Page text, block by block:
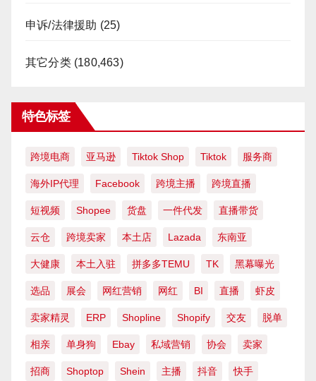
申诉/法律援助 (25)
其它分类(180,463)
特色标签
跨境电商 亚马逊 Tiktok Shop Tiktok 服务商
海外IP代理 Facebook 跨境主播 跨境直播
短视频 Shopee 货盘 一件代发 直播带货
云仓 跨境卖家 本土店 Lazada 东南亚
大健康 本土入驻 拼多多TEMU TK 黑幕曝光
选品 展会 网红营销 网红 BI 直播 虾皮
卖家精灵 ERP Shopline Shopify 交友 脱单
相亲 单身狗 Ebay 私域营销 协会 卖家
招商 Shoptop Shein 主播 抖音 快手